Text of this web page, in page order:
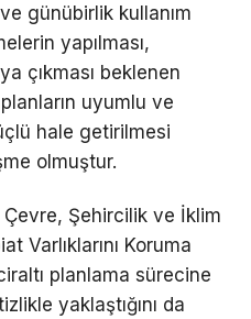
günübirlik kullanım
yapılması,
çıkması beklenen
uyumlu ve
hale getirilmesi
olmuştur.
Çevre, Şehircilik ve İklim
Varlıklarını Koruma
planlama sürecine
yaklaştığını da